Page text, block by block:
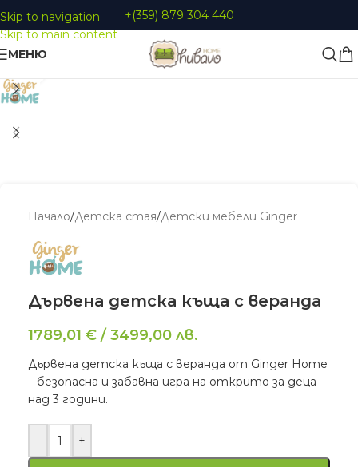
Skip to navigation
Skip to main content
+(359) 879 304 440
МЕНЮ
Начало/Детскa стая/Детски мебели Ginger
Дървена детска къща с веранда
1789,01 € /3499,00 лв.
Дървена детска къща с веранда от Ginger Home
– безопасна и забавна игра на открито за деца
над 3 години.
- +